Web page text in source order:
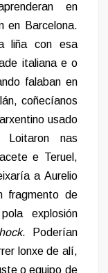
en
en Barcelona.
liña con esa
italiana e o
falaban en
coñecíanos
usado
Loitaron nas
e Teruel,
a Aurelio
fragmento de
explosión
. Poderían
lonxe de alí,
o equipo de